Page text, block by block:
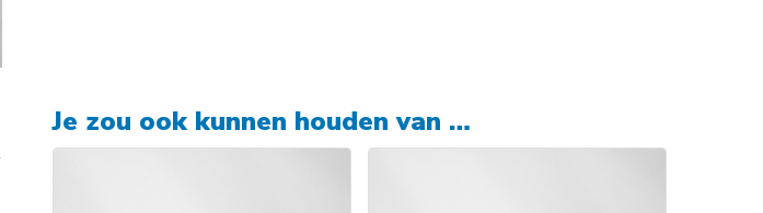
Je zou ook kunnen houden van …